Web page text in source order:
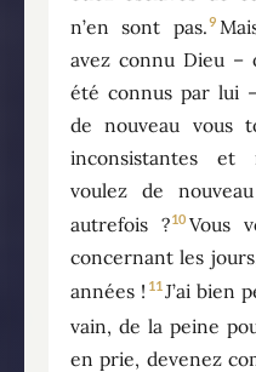
n’en sont pas.9
avez connu Dieu –
été connus par lui
de nouveau vous
inconsistantes et
voulez de
autrefois ?10 Vous
concernant les
années ! 11 J’ai bien
vain, de la peine
en prie, devenez